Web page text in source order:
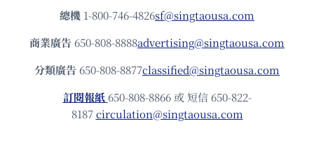
總機 1-800-746-4826sf@singtaousa.com
商業廣告 650-808-8888advertising@singtaousa.com
分類廣告 650-808-8877classified@singtaousa.com
訂閱報紙 650-808-8866 或 短信 650-822-
8187circulation@singtaousa.com